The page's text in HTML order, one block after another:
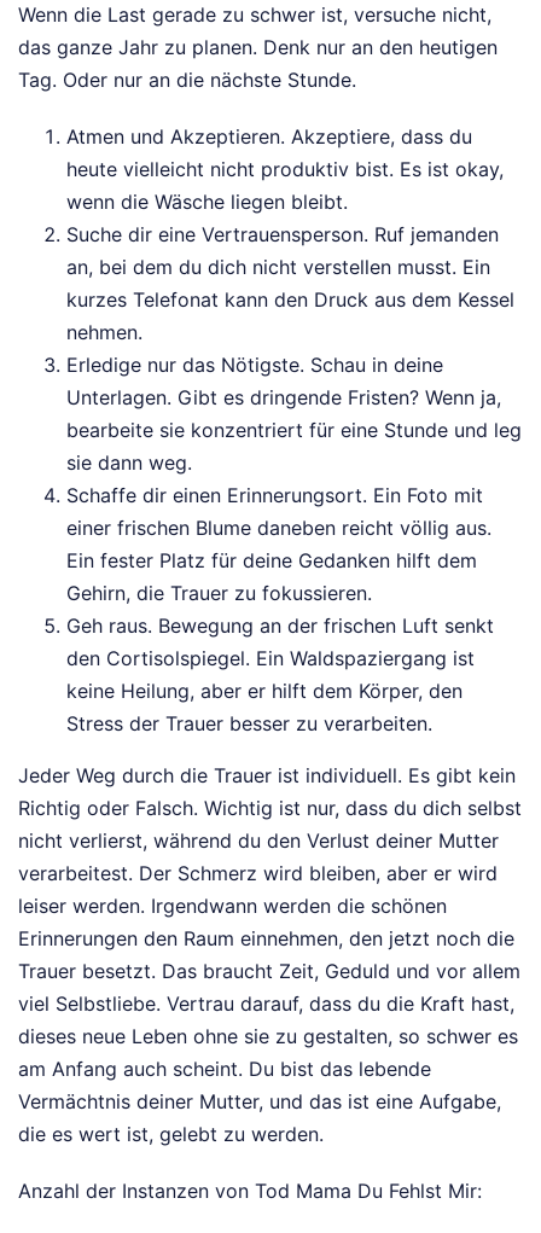
Wenn die Last gerade zu schwer ist, versuche nicht,
das ganze Jahr zu planen. Denk nur an den heutigen
Tag. Oder nur an die nächste Stunde.
Atmen und Akzeptieren. Akzeptiere, dass du
heute vielleicht nicht produktiv bist. Es ist okay,
wenn die Wäsche liegen bleibt.
Suche dir eine Vertrauensperson. Ruf jemanden
an, bei dem du dich nicht verstellen musst. Ein
kurzes Telefonat kann den Druck aus dem Kessel
nehmen.
Erledige nur das Nötigste. Schau in deine
Unterlagen. Gibt es dringende Fristen? Wenn ja,
bearbeite sie konzentriert für eine Stunde und leg
sie dann weg.
Schaffe dir einen Erinnerungsort. Ein Foto mit
einer frischen Blume daneben reicht völlig aus.
Ein fester Platz für deine Gedanken hilft dem
Gehirn, die Trauer zu fokussieren.
Geh raus. Bewegung an der frischen Luft senkt
den Cortisolspiegel. Ein Waldspaziergang ist
keine Heilung, aber er hilft dem Körper, den
Stress der Trauer besser zu verarbeiten.
Jeder Weg durch die Trauer ist individuell. Es gibt kein
Richtig oder Falsch. Wichtig ist nur, dass du dich selbst
nicht verlierst, während du den Verlust deiner Mutter
verarbeitest. Der Schmerz wird bleiben, aber er wird
leiser werden. Irgendwann werden die schönen
Erinnerungen den Raum einnehmen, den jetzt noch die
Trauer besetzt. Das braucht Zeit, Geduld und vor allem
viel Selbstliebe. Vertrau darauf, dass du die Kraft hast,
dieses neue Leben ohne sie zu gestalten, so schwer es
am Anfang auch scheint. Du bist das lebende
Vermächtnis deiner Mutter, und das ist eine Aufgabe,
die es wert ist, gelebt zu werden.
Anzahl der Instanzen von Tod Mama Du Fehlst Mir: